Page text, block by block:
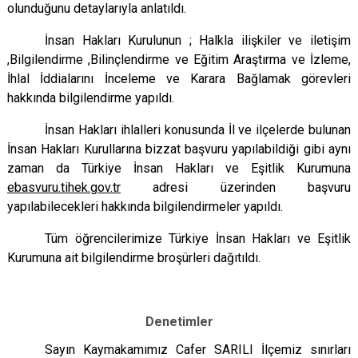
olunduğunu detaylarıyla anlatıldı.
İnsan Hakları Kurulunun ; Halkla ilişkiler ve iletişim
,Bilgilendirme ,Bilinçlendirme ve Eğitim Araştırma ve İzleme,
İhlal İddialarını İnceleme ve Karara Bağlamak görevleri
hakkında bilgilendirme yapıldı.
İnsan Hakları ihlalleri konusunda İl ve ilçelerde bulunan
İnsan Hakları Kurullarına bizzat başvuru yapılabildiği gibi aynı
zaman da Türkiye İnsan Hakları ve Eşitlik Kurumuna
ebasvuru.tihek.gov.tr adresi üzerinden başvuru
yapılabilecekleri hakkında bilgilendirmeler yapıldı.
Tüm öğrencilerimize Türkiye İnsan Hakları ve Eşitlik
Kurumuna ait bilgilendirme broşürleri dağıtıldı.
Denetimler
Sayın Kaymakamımız Cafer SARILI İlçemiz sınırları